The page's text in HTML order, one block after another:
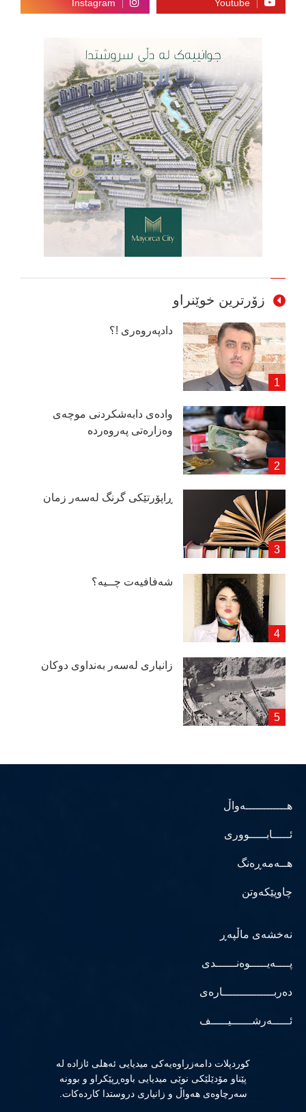
زۆرترین خوێنراو
دادپەروەری !؟
وادەی دابەشكردنی موچەی
وەزارەتی پەروەردە
ڕاپۆرتێكی گرنگ لەسەر زمان
شەفافیەت چــیە؟
زانیاری لەسەر بەنداوی دوكان
هــــــــــــەواڵ
ئـــــابـــــووری
هــەمەڕەنگ
چاوپێکەوتن
نەخشەی ماڵپەڕ
پــــەیـــــوەنــــــدی
دەربـــــــــــــــارەی
ئـــــەرشــــــیـــــف
كوردپلات دامەزراوەیەكی میدیایی ئەهلی ئازادە لە
پێناو مۆدێلێكی نوێی میدیایی باوەڕپێكراو و بوونە
سەرچاوەی هەواڵ و زانیاری دروستدا كاردەكات.